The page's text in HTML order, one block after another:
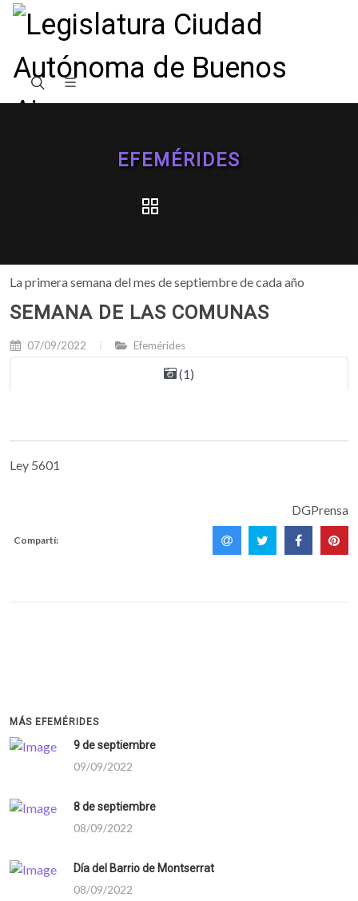
EFEMÉRIDES
La primera semana del mes de septiembre de cada año
SEMANA DE LAS COMUNAS
07/09/2022 Efemérides
(1)
Ley 5601
DGPrensa
Compartí:
MÁS EFEMÉRIDES
9 de septiembre
09/09/2022
8 de septiembre
08/09/2022
Día del Barrio de Montserrat
08/09/2022